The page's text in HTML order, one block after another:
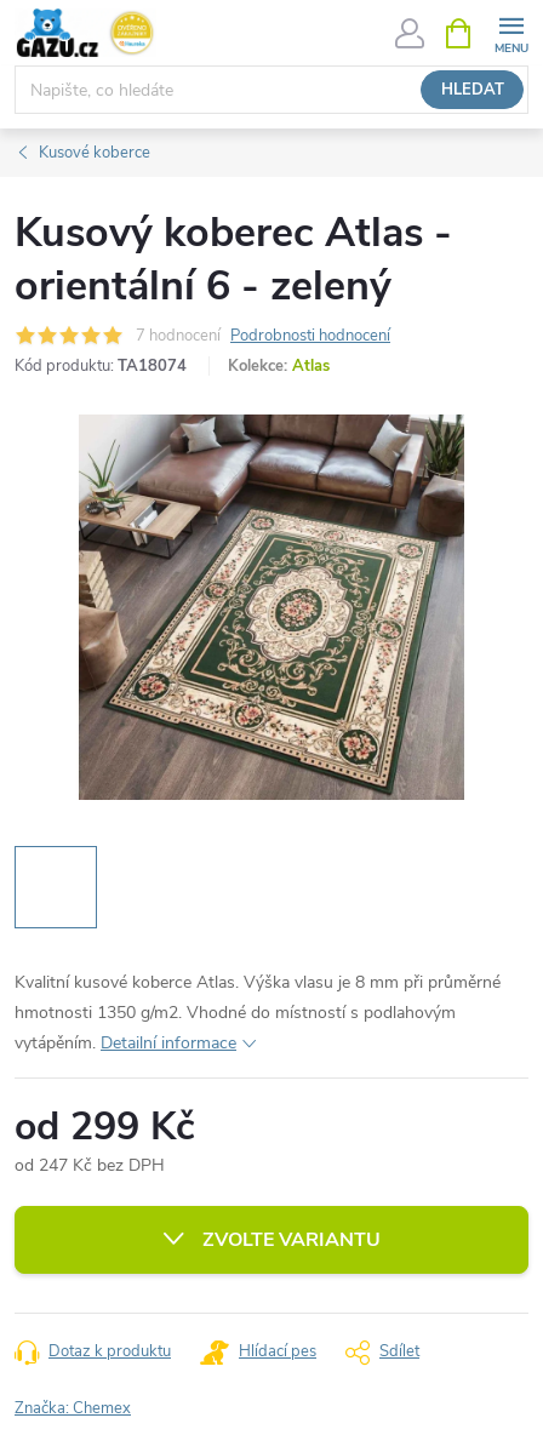
Přejít
obsah
HLEDAT
NÁKUPNÍ
KOŠÍK
Kusové koberce
Kusový koberec Atlas -
orientální 6 - zelený
7 hodnocení Podrobnosti hodnocení
Kód produktu: TA18074 Kolekce: Atlas
Kvalitní kusové koberce Atlas. Výška vlasu je 8 mm při průměrné
hmotnosti 1350 g/m2. Vhodné do místností s podlahovým
vytápěním. Detailní informace
od 299 Kč
od 247 Kč bez DPH
cena:
ZVOLTE VARIANTU
Dotaz k produktu Hlídací pes Sdílet
Značka:Chemex